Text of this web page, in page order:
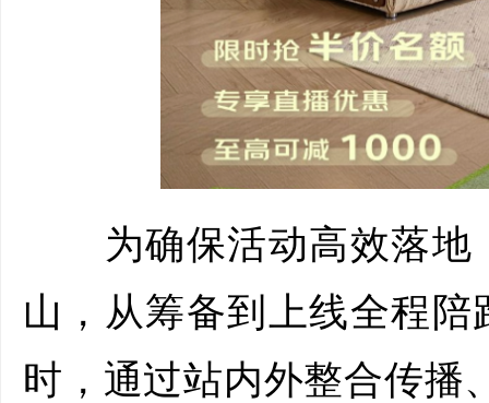
为确保活动高效落地
山，从筹备到上线全程
时，通过站内外整合传播